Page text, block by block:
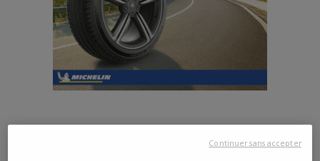
Continuer sans accepter